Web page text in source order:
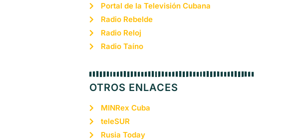
Portal de la Televisión Cubana
Radio Rebelde
Radio Reloj
Radio Taíno
OTROS ENLACES
MINRex Cuba
teleSUR
Rusia Today